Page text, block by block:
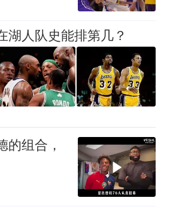
湖人队史能排第几？
的组合，